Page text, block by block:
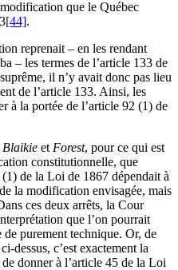
que le Québec
[44].
reprenait – en les rendant
– les termes de l’article 133 de
il n’y avait donc pas lieu
de l’article 133. Ainsi, les
à la portée de l’article 92 (1) de
Blaikie et Forest, pour ce qui est
constitutionnelle, que
de la Loi de 1867 dépendait à
la modification envisagée, mais
ces deux arrêts, la Cour
que l’on pourrait
purement technique. Or, de
dessus, c’est exactement la
donner à l’article 45 de la Loi